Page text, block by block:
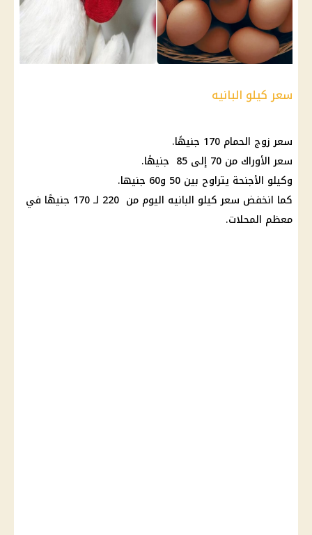
سعر كيلو البانيه
سعر زوج الحمام 170 جنيهًا.
سعر الأوراك من 70 إلى 85 جنيهًا.
وكيلو الأجنحة يتراوح بين 50 و60 جنيها.
كما انخفض سعر كيلو البانيه
اليوم من 220 لـ 170 جنيهًا في
معظم المحلات.